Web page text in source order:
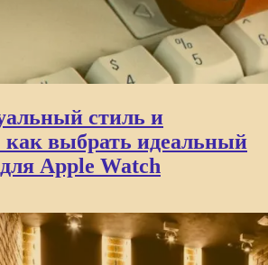
стиль и
выбрать идеальный
Apple Watch